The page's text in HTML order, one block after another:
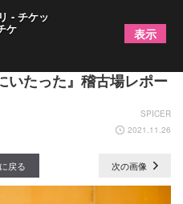
いに本公演として上演
たった』稽古場レポー
SPICER
2021.11.26
戻る 次の画像
- チケッ
ケ 表示